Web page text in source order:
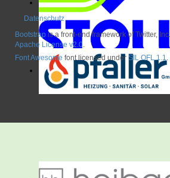
Datenschutz
Bootstrap is a front-end framework of Twitter,
Apache License v2.0.
Font Awesome font licensed under SIL OFL 1.1.